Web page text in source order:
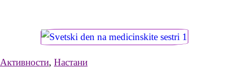
Активности, Настани